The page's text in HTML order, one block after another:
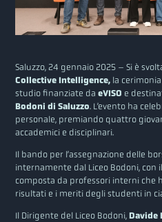
Saluzzo, 24 gennaio 2025 – Si è
Collective Intelligence, la
studio finanziate daeVISO e
Bodoni di Saluzzo. L’evento ha
personale, premiando quattro
accademici e disciplinari.
Il bando per l’assegnazione delle
internamente dal Liceo Bodoni,
composta da professori interni
risultati e i meriti degli studenti in
Il Dirigente del Liceo Bodoni,Davide